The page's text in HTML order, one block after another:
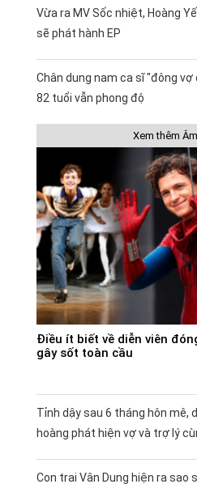
Vừa ra MV Sốc nhiệt, Hoàng
sẽ phát hành EP
Chân dung nam ca sĩ "đông
82 tuổi vẫn phong độ
Xem thêm
Điều ít biết về diễn viên
gây sốt toàn cầu
Tỉnh dậy sau 6 tháng hôn mê,
hoàng phát hiện vợ và trợ lý
Con trai Vân Dung hiện ra sao